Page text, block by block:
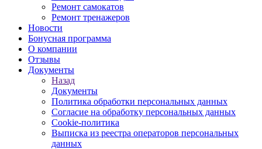
Ремонт самокатов
Ремонт тренажеров
Новости
Бонусная программа
О компании
Отзывы
Документы
Назад
Документы
Политика обработки персональных данных
Согласие на обработку персональных данных
Cookie-политика
Выписка из реестра операторов персональных
данных